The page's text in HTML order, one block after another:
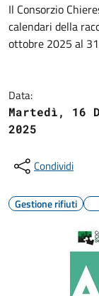
Il Consorzio
calendari della
ottobre 2025 al
Data:
Martedì, 16
2025
Condividi
Gestione rifiuti